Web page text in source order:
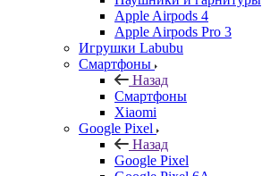
Apple Airpods 4
Apple Airpods Pro 3
Игрушки Labubu
Смартфоны
Назад
Смартфоны
Xiaomi
Google Pixel
Назад
Google Pixel